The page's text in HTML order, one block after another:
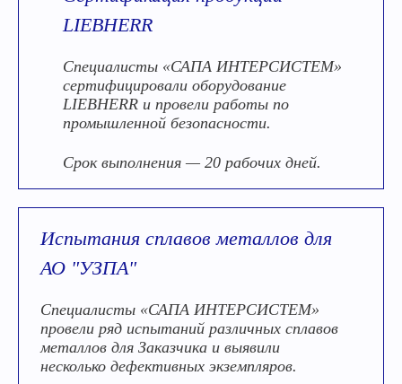
LIEBHERR
Специалисты «САПА ИНТЕРСИСТЕМ»
сертифицировали оборудование
LIEBHERR и провели работы по
промышленной безопасности.
Срок выполнения — 20 рабочих дней.
Испытания сплавов металлов для
АО "УЗПА"
Специалисты «САПА ИНТЕРСИСТЕМ»
провели ряд испытаний различных сплавов
металлов для Заказчика и выявили
несколько дефективных экземпляров.